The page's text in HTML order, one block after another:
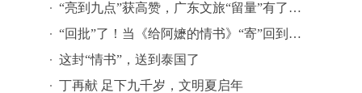
“亮到九点”获高赞，广东文旅“留量”有了新密码 | 文旅友好看广东②
“回批”了！当《给阿嬷的情书》“寄”回到故事发生地泰国……
这封“情书”，送到泰国了
丁再献 足下九千岁，文明夏启年